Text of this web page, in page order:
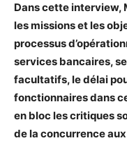
Dans cette interview,
les missions et les
processus
services bancaires,
facultatifs, le délai
fonctionnaires dans
en bloc les critiques
de la concurrence